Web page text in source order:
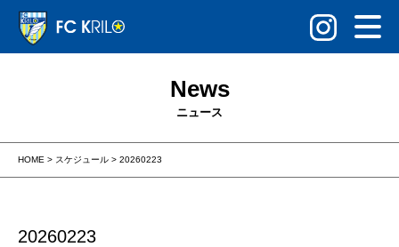
News
ニュース
HOME > スケジュール > 20260223
20260223